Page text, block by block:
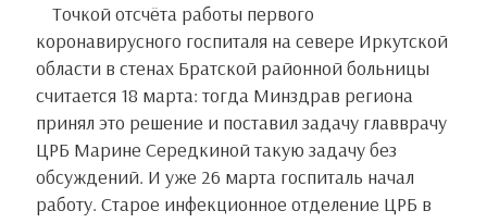
Точкой отсчёта работы первого
коронавирусного госпиталя на севере Иркутской
области в стенах Братской районной больницы
считается 18 марта: тогда Минздрав региона
принял это решение и поставил задачу главврачу
ЦРБ Марине Середкиной такую задачу без
обсуждений. И уже 26 марта госпиталь начал
работу. Старое инфекционное отделение ЦРБ в